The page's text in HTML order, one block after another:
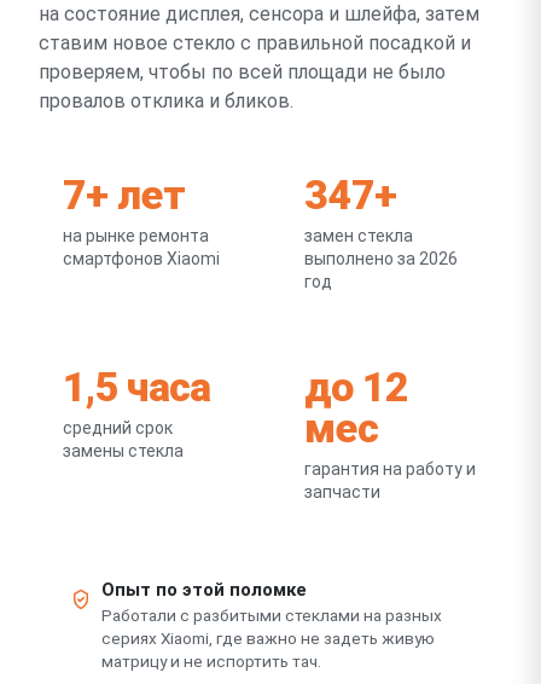
на состояние дисплея, сенсора и шлейфа, затем
ставим новое стекло с правильной посадкой и
проверяем, чтобы по всей площади не было
провалов отклика и бликов.
7+ лет
на рынке ремонта
смартфонов Xiaomi
347+
замен стекла
выполнено за 2026
год
1,5 часа
средний срок
замены стекла
до 12
мес
гарантия на работу и
запчасти
Опыт по этой поломке
Работали с разбитыми стеклами на разных
сериях Xiaomi, где важно не задеть живую
матрицу и не испортить тач.